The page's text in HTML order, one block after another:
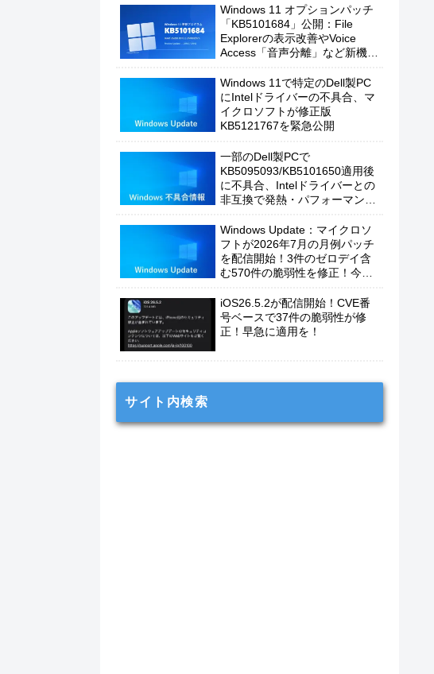
Windows 11 オプションパッチ
「KB5101684」公開：File
Explorerの表示改善やVoice
Access「音声分離」など新機能
Windows 11で特定のDell製PC
にIntelドライバーの不具合、マ
イクロソフトが修正版
KB5121767を緊急公開
一部のDell製PCで
KB5095093/KB5101650適用後
に不具合、Intelドライバーとの
非互換で発熱・パフォーマンス
Windows Update：マイクロソ
フトが2026年7月の月例パッチ
を配信開始！3件のゼロデイ含
む570件の脆弱性を修正！今す
iOS26.5.2が配信開始！CVE番
号ベースで37件の脆弱性が修
正！早急に適用を！
サイト内検索